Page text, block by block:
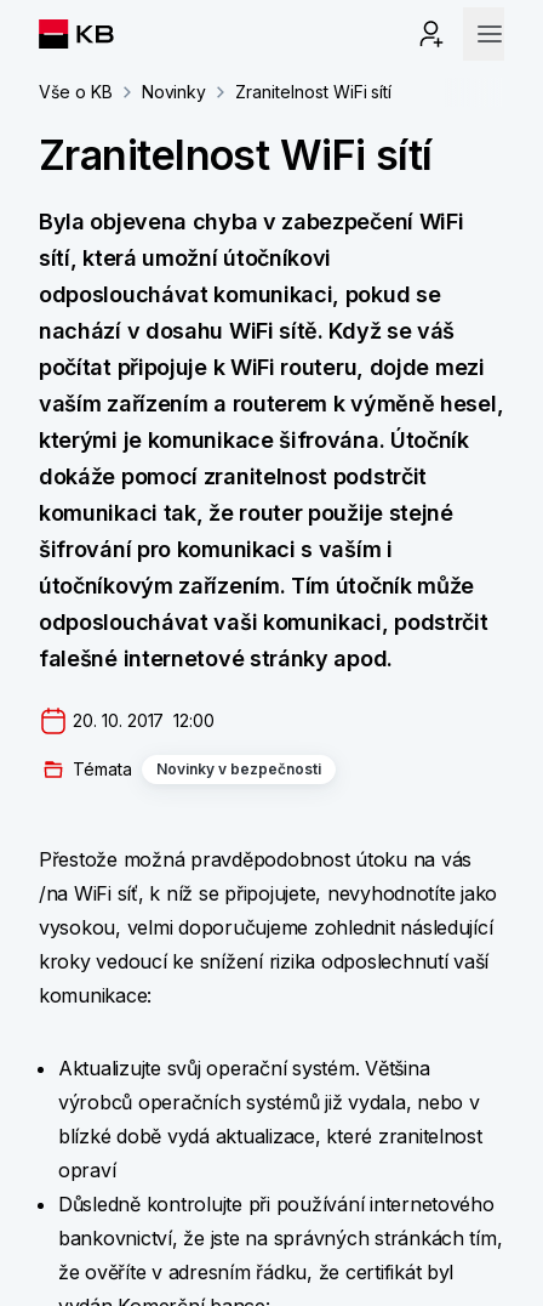
Vše o KB Novinky Zranitelnost WiFi sítí
Zranitelnost WiFi sítí
Byla objevena chyba v zabezpečení WiFi
sítí, která umožní útočníkovi
odposlouchávat komunikaci, pokud se
nachází v dosahu WiFi sítě. Když se váš
počítat připojuje k WiFi routeru, dojde mezi
vaším zařízením a routerem k výměně hesel,
kterými je komunikace šifrována. Útočník
dokáže pomocí zranitelnost podstrčit
komunikaci tak, že router použije stejné
šifrování pro komunikaci s vaším i
útočníkovým zařízením. Tím útočník může
odposlouchávat vaši komunikaci, podstrčit
falešné internetové stránky apod.
20. 10. 2017  12:00
Témata Novinky v bezpečnosti
Přestože možná pravděpodobnost útoku na vás
/na WiFi síť, k níž se připojujete, nevyhodnotíte jako
vysokou, velmi doporučujeme zohlednit následující
kroky vedoucí ke snížení rizika odposlechnutí vaší
komunikace:
Aktualizujte svůj operační systém. Většina
výrobců operačních systémů již vydala, nebo v
blízké době vydá aktualizace, které zranitelnost
opraví
Důsledně kontrolujte při používání internetového
bankovnictví, že jste na správných stránkách tím,
že ověříte v adresním řádku, že certifikát byl